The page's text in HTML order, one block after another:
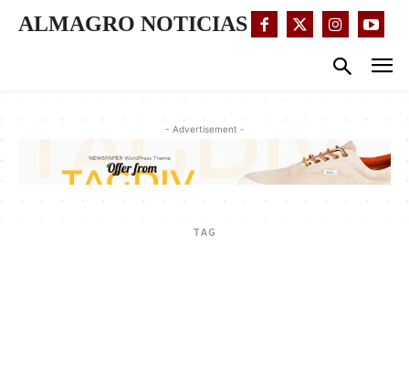
ALMAGRO NOTICIAS
- Advertisement -
TAG